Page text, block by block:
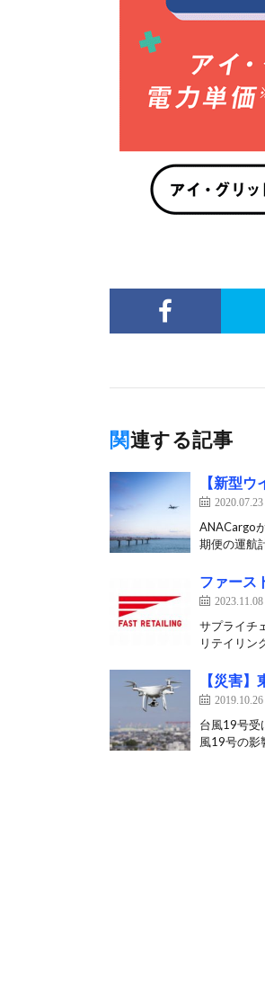
関連する記事
【新型
2020.07.23
ANACargo
期便の運航
ファース
2023.11.08
サプライチ
リテイリン
【災害
2019.10.26
台風19号受
風19号の影